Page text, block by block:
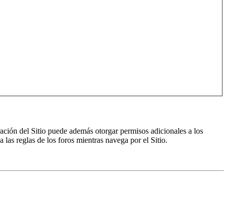
del Sitio puede además otorgar permisos adicionales a los
las reglas de los foros mientras navega por el Sitio.